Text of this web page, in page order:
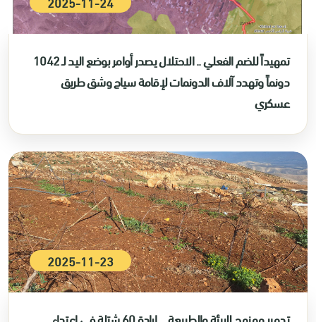
تمهيداً للضم الفعلي .. الاحتلال يصدر أوامر بوضع اليد لـ 1042
دونماً وتهدد آلاف الدونمات لإقامة سياج وشق طريق
عسكري
2025-11-23